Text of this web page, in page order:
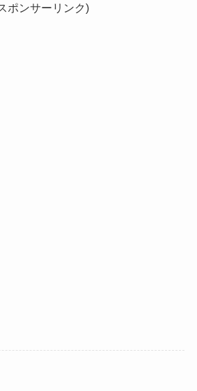
ポンサーリンク)